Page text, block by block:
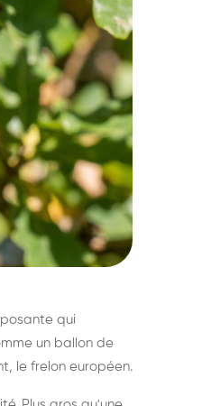
qui
un ballon de
le frelon européen.